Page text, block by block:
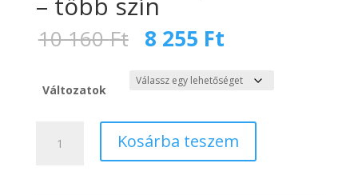
10 160Ft Original
price
was:
10
8 255 Ft
is:
8
Változatok
bőrszíjas
Kosárba teszem